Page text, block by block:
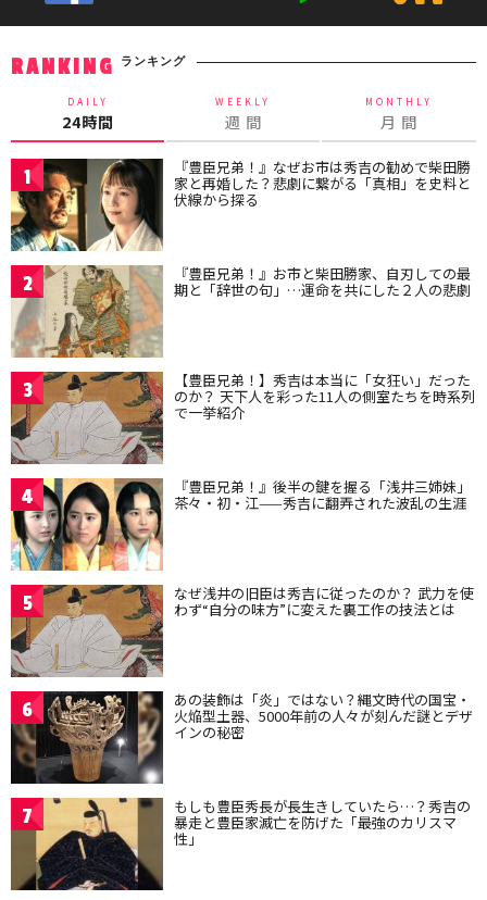
RANKING ランキング
DAILY
24時間
WEEKLY
週 間
MONTHLY
月 間
1 『豊臣兄弟！』なぜお市は秀吉の勧めで柴田勝
家と再婚した？悲劇に繋がる「真相」を史料と
伏線から探る
2 『豊臣兄弟！』お市と柴田勝家、自刃しての最
期と「辞世の句」…運命を共にした２人の悲劇
3 【豊臣兄弟！】秀吉は本当に「女狂い」だった
のか？ 天下人を彩った11人の側室たちを時系列
で一挙紹介
4 『豊臣兄弟！』後半の鍵を握る「浅井三姉妹」
茶々・初・江——秀吉に翻弄された波乱の生涯
5 なぜ浅井の旧臣は秀吉に従ったのか？ 武力を使
わず“自分の味方”に変えた裏工作の技法とは
6 あの装飾は「炎」ではない？縄文時代の国宝・
火焔型土器、5000年前の人々が刻んだ謎とデザ
インの秘密
7 もしも豊臣秀長が長生きしていたら…？秀吉の
暴走と豊臣家滅亡を防げた「最強のカリスマ
性」